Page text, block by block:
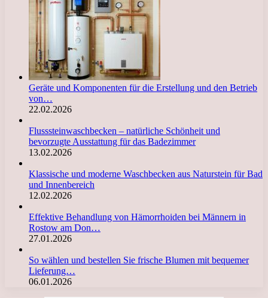
Geräte und Komponenten für die Erstellung und den Betrieb
von…
22.02.2026
Flusssteinwaschbecken – natürliche Schönheit und
bevorzugte Ausstattung für das Badezimmer
13.02.2026
Klassische und moderne Waschbecken aus Naturstein für Bad
und Innenbereich
12.02.2026
Effektive Behandlung von Hämorrhoiden bei Männern in
Rostow am Don…
27.01.2026
So wählen und bestellen Sie frische Blumen mit bequemer
Lieferung…
06.01.2026